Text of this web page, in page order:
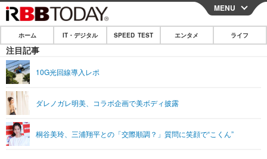
CLOSE
ホーム
IT・デジタル
ショッピング その他
SPEED TEST
エンタメ
エンタメTOP 映画・ドラマ
ライフ
MENU
ホーム IT・デジタル SPEED TEST エンタメ ライフ
注目記事
10G光回線導入レポ
ダレノガレ明美、コラボ企画で美ボディ披露
桐谷美玲、三浦翔平との「交際順調？」質問に笑顔で“こくん”